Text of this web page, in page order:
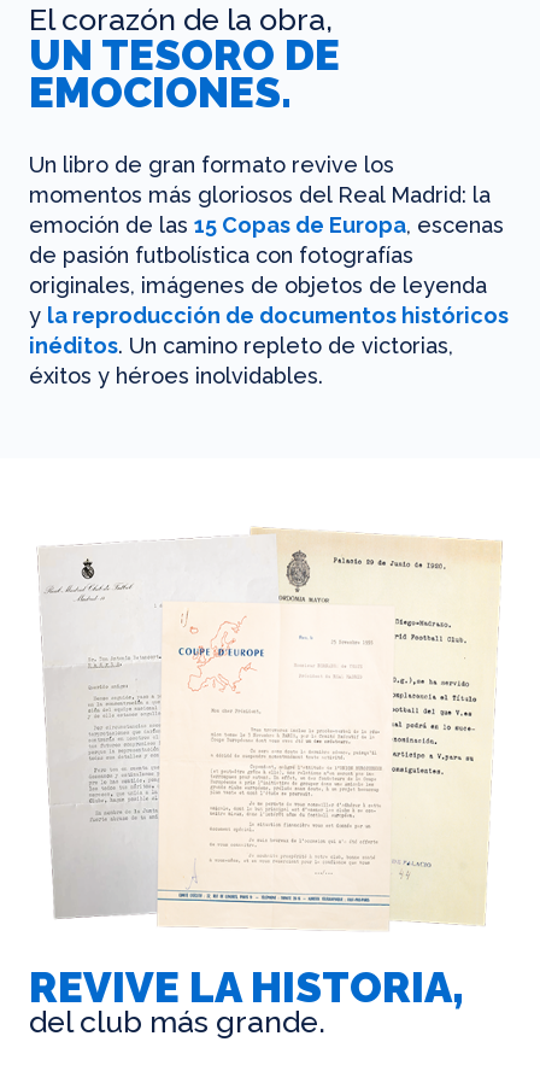
El corazón de la obra,
UN TESORO DE
EMOCIONES.
Un libro de gran formato revive los
momentos más gloriosos del Real Madrid: la
emoción de las 15 Copas de Europa, escenas
de pasión futbolística con fotografías
originales, imágenes de objetos de leyenda
y la reproducción de documentos históricos
inéditos. Un camino repleto de victorias,
éxitos y héroes inolvidables.
REVIVE LA HISTORIA,
del club más grande.